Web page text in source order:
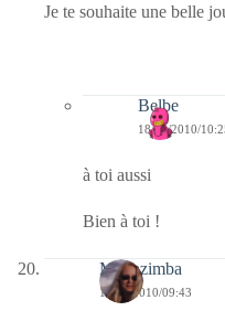
Je te souhaite une belle
Belbe
18/08/2010/
à toi aussi
Bien à toi !
Monazimba
18/08/2010/09:43